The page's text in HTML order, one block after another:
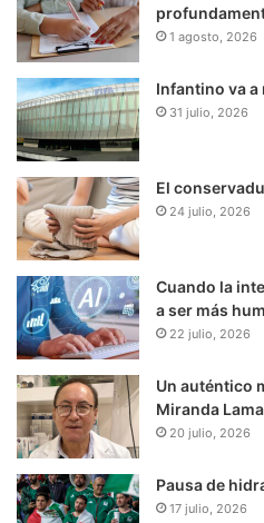
1 agosto, 2026
Infantino va
31 julio, 2026
El
24 julio, 2026
Cuando la
a ser más
22 julio, 2026
Un auténtico
Miranda
20 julio, 2026
Pausa de
17 julio, 2026